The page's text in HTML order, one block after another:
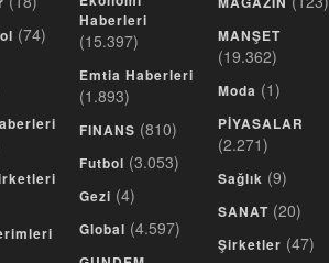
(74)
Haberleri
(15.397)
Emtia Haberleri
(1.893)
FINANS (810)
Futbol (3.053)
Gezi (4)
Global (4.597)
MANŞET
(19.362)
Moda (1)
PİYASALAR
(2.271)
Sağlık (9)
SANAT (20)
Şirketler (47)